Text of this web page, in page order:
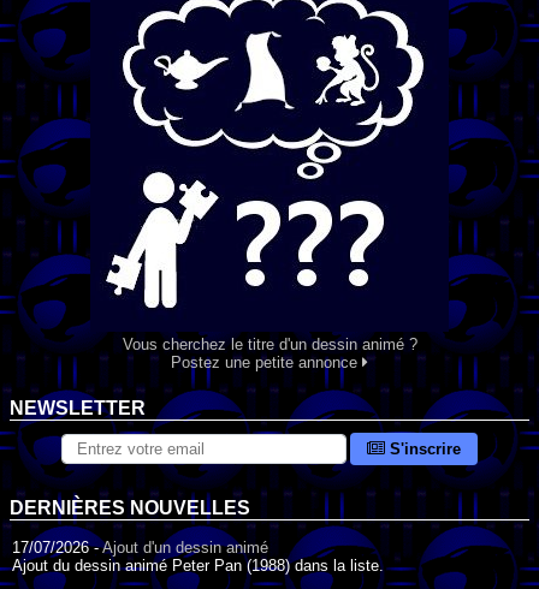
Vous cherchez le titre d'un dessin animé ?
Postez une petite annonce
NEWSLETTER
S'inscrire
DERNIÈRES NOUVELLES
17/07/2026 -Ajout d'un dessin animé
Ajout du dessin animé Peter Pan (1988) dans la liste.